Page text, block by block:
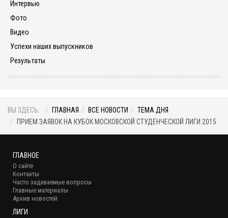
Интервью
Фото
Видео
Успехи наших выпускников
Результаты
ВЫ ЗДЕСЬ: ГЛАВНАЯ ВСЕ НОВОСТИ
ТЕМА ДНЯ
ПРИЕМ ЗАЯВОК НА КУБОК МОСКОВСКОЙ СТУДЕНЧЕСКОЙ ЛИГИ 2015
ГЛАВНОЕ
О сайте
Контакты
Часто задаваемые вопросы
Главные материалы
Архив новостей
ЛИГИ